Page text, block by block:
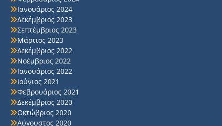
Ιανουάριος 2024
Δεκέμβριος 2023
Σεπτέμβριος 2023
Μάρτιος 2023
Δεκέμβριος 2022
Νοέμβριος 2022
Ιανουάριος 2022
Ιούνιος 2021
Φεβρουάριος 2021
Δεκέμβριος 2020
Οκτώβριος 2020
Αύγουστος 2020